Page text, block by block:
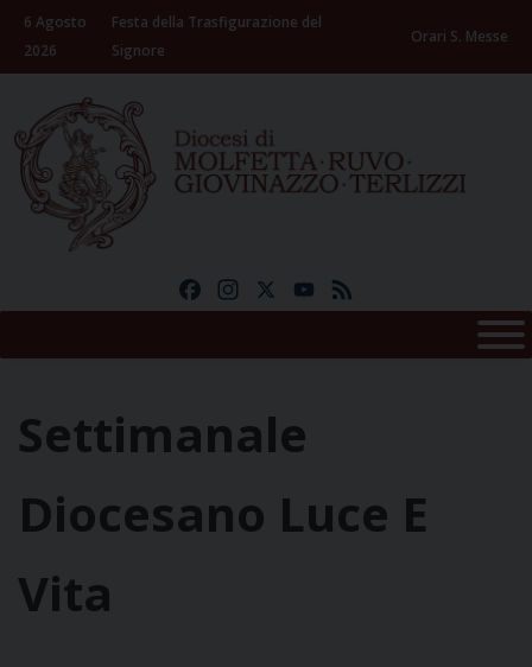
Skip
content
6 Agosto
2026
Festa della Trasfigurazione del
Signore
Orari S. Messe
FacebookInstagramYouTube
Settimanale
Diocesano Luce E
Vita